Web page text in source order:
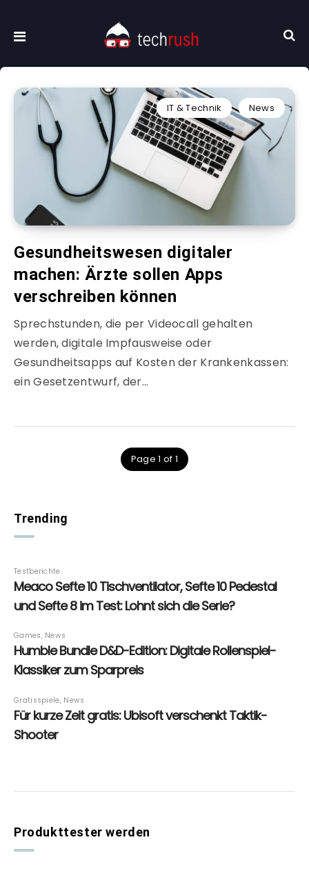
IT & Technik News
Gesundheitswesen digitaler
machen: Ärzte sollen Apps
verschreiben können
Sprechstunden, die per Videocall gehalten
werden, digitale Impfausweise oder
Gesundheitsapps auf Kosten der Krankenkassen:
ein Gesetzentwurf, der…
Page 1 of 1
Trending
Produkttester werden